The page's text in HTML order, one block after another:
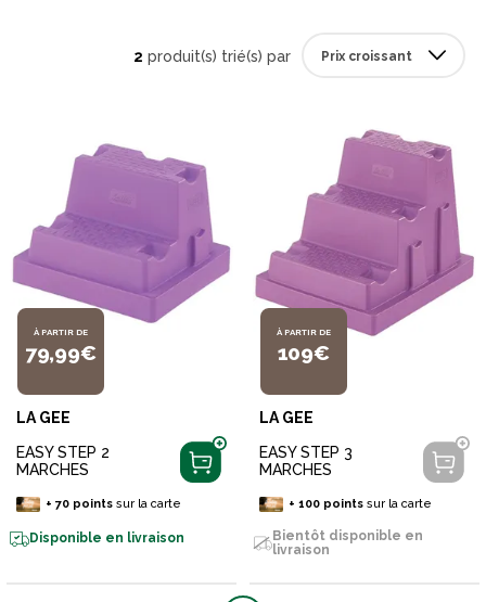
2 produit(s) trié(s) par
À PARTIR DE
79,99€
LA GEE
EASY STEP 2
MARCHES
+ 70pointssur la carte
Disponible en livraison
À PARTIR DE
109€
LA GEE
EASY STEP 3
MARCHES
+ 100pointssur la carte
Bientôt disponible en
livraison